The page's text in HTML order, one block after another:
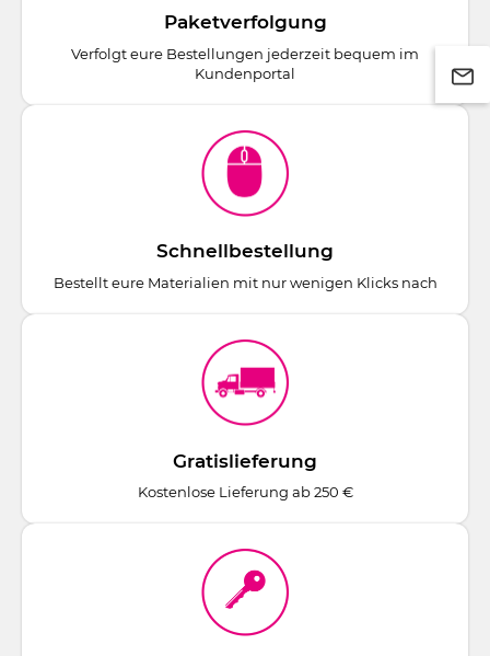
Paketverfolgung
Verfolgt eure Bestellungen jederzeit bequem im
Kundenportal
Schnellbestellung
Bestellt eure Materialien mit nur wenigen Klicks nach
Gratislieferung
Kostenlose Lieferung ab 250 €